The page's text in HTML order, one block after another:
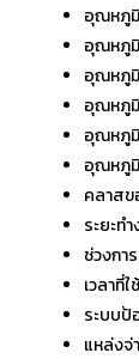
อุณหภูมิ
อุณหภูมิ
อุณหภูมิ
อุณหภูมิ
อุณหภูมิ
อุณหภูมิ
คลาสข
ระยะท
ช่วงกา
เวลาที่
ระบบป้
แหล่งจ่